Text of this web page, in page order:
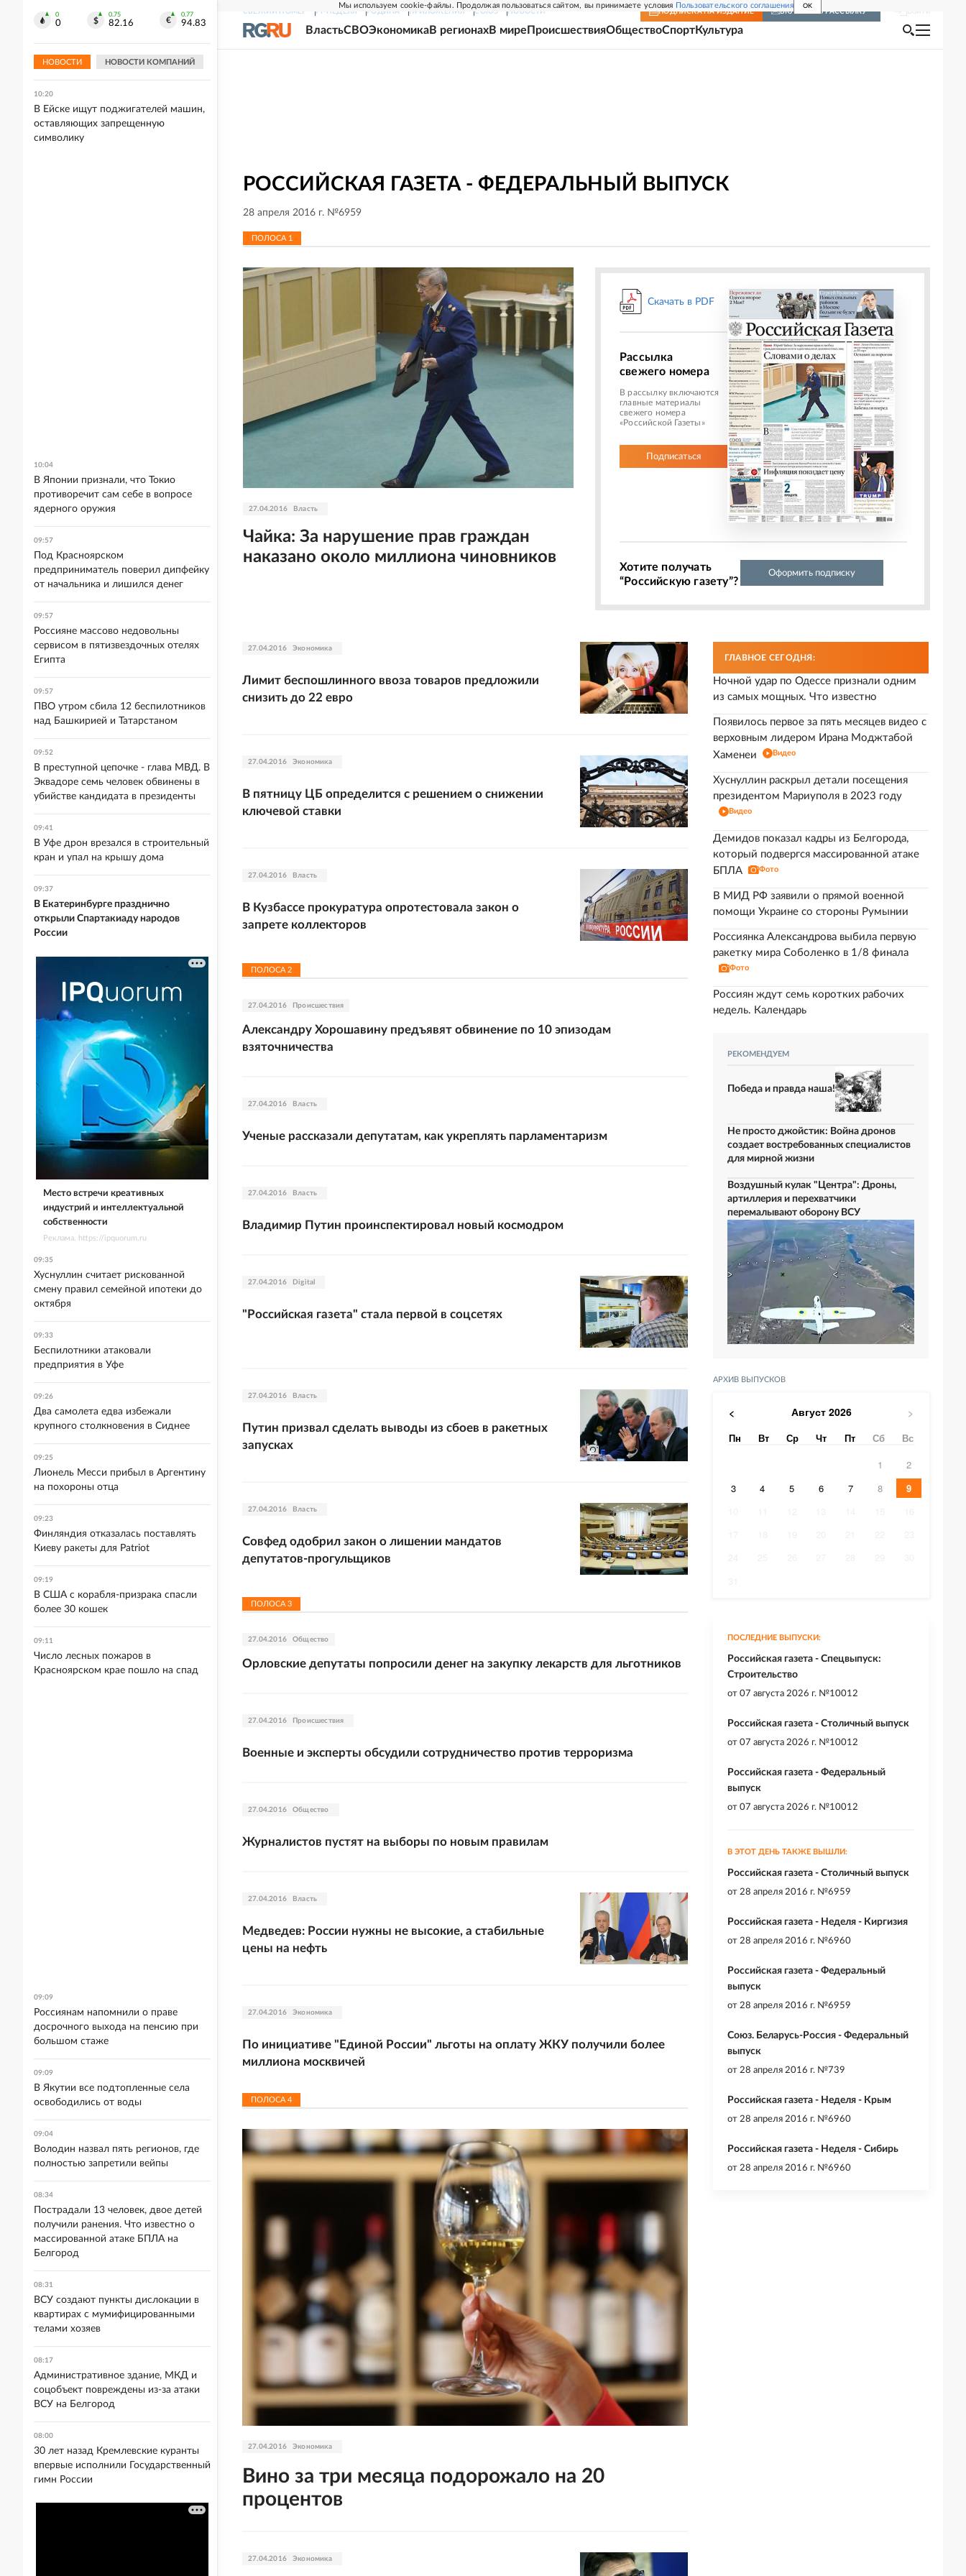
Мы используем cookie-файлы. Продолжая пользоваться сайтом, вы принимаете условия Пользовательского соглашения OK
СВЕЖИЙ НОМЕР РГ-НЕДЕЛЯ РОДИНА ПРИЛОЖЕНИЯ СОЮЗ НОВОСТИ ПОДПИСКА НА ИЗДАНИЕ ВКЛЮЧИТЬ РАССЫЛКУ
ВластьСВОЭкономикаВ регионахВ мире ПроисшествияОбществоСпортКультура
РОССИЙСКАЯ ГАЗЕТА - ФЕДЕРАЛЬНЫЙ ВЫПУСК
28 апреля 2016 г. №6959
ПОЛОСА 1
27.04.2016 Власть
Чайка: За нарушение прав граждан
наказано около миллиона чиновников
Скачать в PDF
Рассылка
свежего номера
В рассылку включаются
главные материалы
свежего номера
«Российской Газеты»
Подписаться
Хотите получать
“Российскую газету”?
Оформить подписку
27.04.2016 Экономика
Лимит беспошлинного ввоза товаров предложили
снизить до 22 евро
27.04.2016 Экономика
В пятницу ЦБ определится с решением о снижении
ключевой ставки
27.04.2016 Власть
В Кузбассе прокуратура опротестовала закон о
запрете коллекторов
ПОЛОСА 2
27.04.2016 Происшествия
Александру Хорошавину предъявят обвинение по 10 эпизодам
взяточничества
27.04.2016 Власть
Ученые рассказали депутатам, как укреплять парламентаризм
27.04.2016 Власть
Владимир Путин проинспектировал новый космодром
27.04.2016 Digital
"Российская газета" стала первой в соцсетях
27.04.2016 Власть
Путин призвал сделать выводы из сбоев в ракетных
запусках
27.04.2016 Власть
Совфед одобрил закон о лишении мандатов
депутатов-прогульщиков
ПОЛОСА 3
27.04.2016 Общество
Орловские депутаты попросили денег на закупку лекарств для льготников
27.04.2016 Происшествия
Военные и эксперты обсудили сотрудничество против терроризма
27.04.2016 Общество
Журналистов пустят на выборы по новым правилам
27.04.2016 Власть
Медведев: России нужны не высокие, а стабильные
цены на нефть
27.04.2016 Экономика
По инициативе "Единой России" льготы на оплату ЖКУ получили более
миллиона москвичей
ПОЛОСА 4
27.04.2016 Экономика
Вино за три месяца подорожало на 20
процентов
27.04.2016 Экономика
ГЛАВНОЕ СЕГОДНЯ:
Ночной удар по Одессе признали одним
из самых мощных. Что известно
Появилось первое за пять месяцев видео с
верховным лидером Ирана Моджтабой
Хаменеи
Видео
Хуснуллин раскрыл детали посещения
президентом Мариуполя в 2023 году
Видео
Демидов показал кадры из Белгорода,
который подвергся массированной атаке
БПЛА
Фото
В МИД РФ заявили о прямой военной
помощи Украине со стороны Румынии
Россиянка Александрова выбила первую
ракетку мира Соболенко в 1/8 финала
Фото
Россиян ждут семь коротких рабочих
недель. Календарь
РЕКОМЕНДУЕМ
Победа и правда наша!
Не просто джойстик: Война дронов
создает востребованных специалистов
для мирной жизни
Воздушный кулак "Центра": Дроны,
артиллерия и перехватчики
перемалывают оборону ВСУ
АРХИВ ВЫПУСКОВ
< Август 2026 >
Пн Вт Ср Чт Пт Сб
Вс
1
2
3
4 5 6 7 8
9
ПОСЛЕДНИЕ ВЫПУСКИ:
Российская газета - Спецвыпуск:
Строительство
от 07 августа 2026 г. №10012
Российская газета - Столичный выпуск
от 07 августа 2026 г. №10012
Российская газета - Федеральный
выпуск
от 07 августа 2026 г. №10012
В ЭТОТ ДЕНЬ ТАКЖЕ ВЫШЛИ:
Российская газета - Столичный выпуск
от 28 апреля 2016 г. №6959
Российская газета - Неделя - Киргизия
от 28 апреля 2016 г. №6960
Российская газета - Федеральный
выпуск
от 28 апреля 2016 г. №6959
Союз. Беларусь-Россия - Федеральный
выпуск
от 28 апреля 2016 г. №739
Российская газета - Неделя - Крым
от 28 апреля 2016 г. №6960
Российская газета - Неделя - Сибирь
от 28 апреля 2016 г. №6960
0
0
0.75
82.16
0.77
94.83
НОВОСТИ НОВОСТИ КОМПАНИЙ
10:30
Новороссийска
10:20
В Ейске ищут поджигателей машин,
оставляющих запрещенную
символику
10:04
В Японии признали, что Токио
противоречит сам себе в вопросе
ядерного оружия
09:57
Под Красноярском
предприниматель поверил дипфейку
от начальника и лишился денег
09:57
Россияне массово недовольны
сервисом в пятизвездочных отелях
Египта
09:57
ПВО утром сбила 12 беспилотников
над Башкирией и Татарстаном
09:52
В преступной цепочке - глава МВД. В
Эквадоре семь человек обвинены в
убийстве кандидата в президенты
09:41
В Уфе дрон врезался в строительный
кран и упал на крышу дома
09:37
В Екатеринбурге празднично
открыли Спартакиаду народов
России
Место встречи креативных
индустрий и интеллектуальной
собственности
Реклама. https://ipquorum.ru
09:35
Хуснуллин считает рискованной
смену правил семейной ипотеки до
октября
09:33
Беспилотники атаковали
предприятия в Уфе
09:26
Два самолета едва избежали
крупного столкновения в Сиднее
09:25
Лионель Месси прибыл в Аргентину
на похороны отца
09:23
Финляндия отказалась поставлять
Киеву ракеты для Patriot
09:19
В США с корабля-призрака спасли
более 30 кошек
09:11
Число лесных пожаров в
Красноярском крае пошло на спад
09:09
Россиянам напомнили о праве
досрочного выхода на пенсию при
большом стаже
09:09
В Якутии все подтопленные села
освободились от воды
09:04
Володин назвал пять регионов, где
полностью запретили вейпы
08:34
Пострадали 13 человек, двое детей
получили ранения. Что известно о
массированной атаке БПЛА на
Белгород
08:31
ВСУ создают пункты дислокации в
квартирах с мумифицированными
телами хозяев
08:17
Административное здание, МКД и
соцобъект повреждены из-за атаки
ВСУ на Белгород
08:00
30 лет назад Кремлевские куранты
впервые исполнили Государственный
гимн России